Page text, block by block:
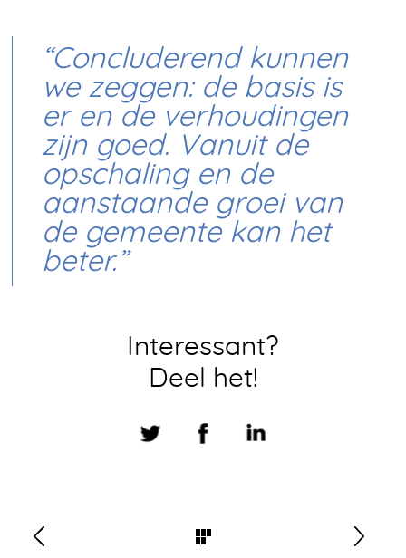
“Concluderend kunnen
we zeggen: de basis is
er en de verhoudingen
zijn goed. Vanuit de
opschaling en de
aanstaande groei van
de gemeente kan het
beter.”
Interessant?
Deel het!